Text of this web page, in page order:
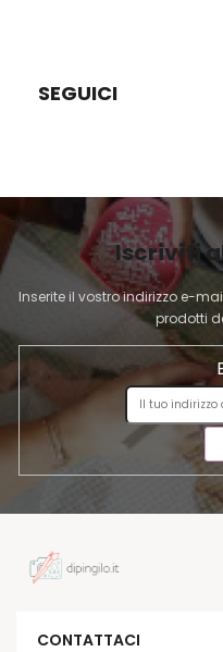
G
N
SEGUICI
Iscriviti
Inserite il vostro indirizzo e-
prodotti
CONTATTACI